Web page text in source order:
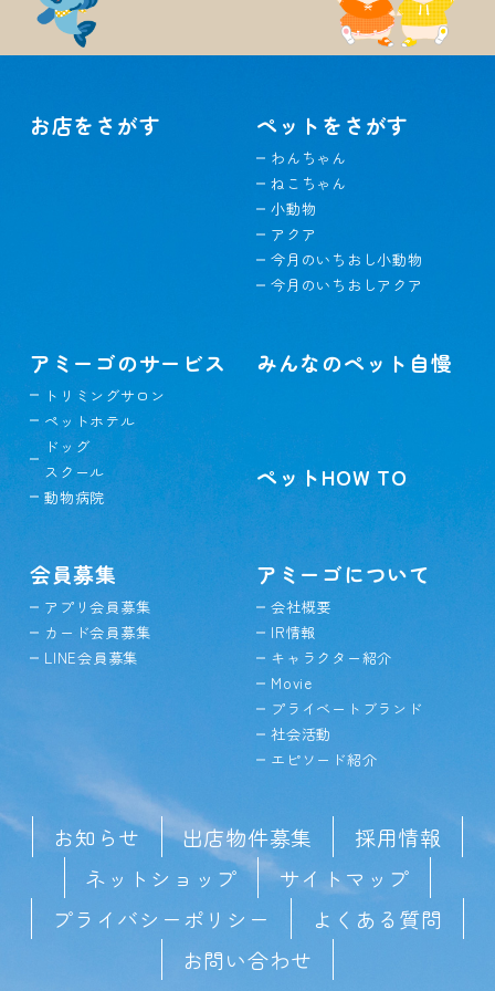
お店をさがす ペットをさがす
わんちゃん
ねこちゃん
小動物
アクア
今月のいちおし小動物
今月のいちおしアクア
アミーゴのサービス
トリミングサロン
ペットホテル
ドッグ
スクール
動物病院
みんなのペット自慢
ペットHOW TO
会員募集
アプリ会員募集
カード会員募集
LINE会員募集
アミーゴについて
会社概要
IR情報
キャラクター紹介
Movie
プライベートブランド
社会活動
エピソード紹介
お知らせ 出店物件募集
採用情報
ネットショップ
サイトマップ
プライバシーポリシー
よくある質問
お問い合わせ